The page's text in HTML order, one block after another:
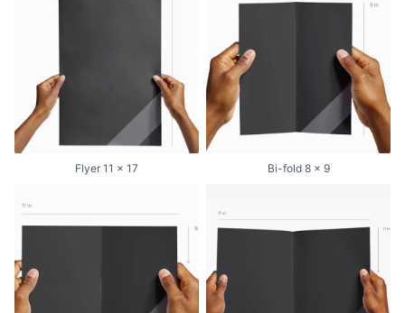
Flyer 11 x 17 Bi-fold 8 x 9